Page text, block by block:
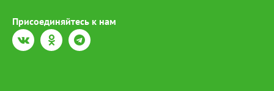
Присоединяйтесь к нам